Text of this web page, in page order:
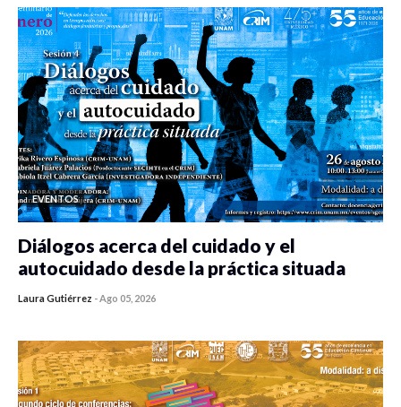
EVENTOS
Diálogos acerca del cuidado y el
autocuidado desde la práctica situada
Laura Gutiérrez - Ago 05, 2026